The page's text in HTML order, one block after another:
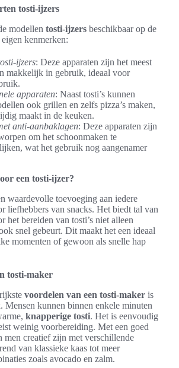
tosti-ijzers
modellen tosti-ijzers beschikbaar op de
kenmerken:
ijzers: Deze apparaten zijn het meest
makkelijk in gebruik, ideaal voor
apparaten: Naast tosti’s kunnen
ook grillen en zelfs pizza’s maken,
maakt in de keuken.
anti-aanbaklagen: Deze apparaten zijn
om het schoonmaken te
wat het gebruik nog aangenamer
een tosti-ijzer?
waardevolle toevoeging aan iedere
liefhebbers van snacks. Het biedt tal van
het bereiden van tosti’s niet alleen
snel gebeurt. Dit maakt het een ideaal
momenten of gewoon als snelle hap
tosti-maker
voordelen van een tosti-maker is
Mensen kunnen binnen enkele minuten
knapperige tosti. Het is eenvoudig
weinig voorbereiding. Met een goed
men creatief zijn met verschillende
van klassieke kaas tot meer
zoals avocado en zalm.